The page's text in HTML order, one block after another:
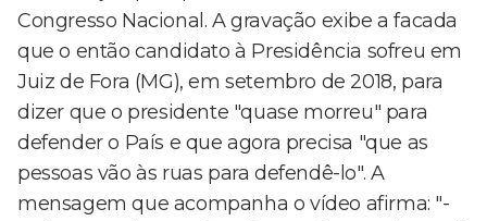
Congresso Nacional. A gravação exibe a facada
que o então candidato à Presidência sofreu em
Juiz de Fora (MG), em setembro de 2018, para
dizer que o presidente "quase morreu" para
defender o País e que agora precisa "que as
pessoas vão às ruas para defendê-lo". A
mensagem que acompanha o vídeo afirma: "-